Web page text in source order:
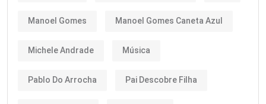
Manoel Gomes Manoel Gomes Caneta Azul
Michele Andrade Música
Pablo Do Arrocha Pai Descobre Filha